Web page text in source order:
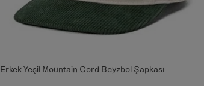
Erkek Yeşil Mountain Cord Beyzbol Şapkası